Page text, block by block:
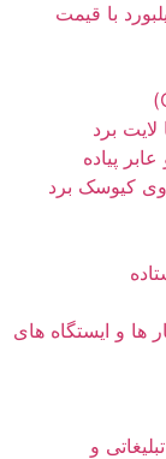
با قیمت
برد
پیاده
کیوسک برد
ها و ایستگاه های
و